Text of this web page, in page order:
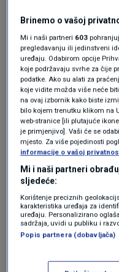
Most kod Gradiške
prekograničnom
prelaze stotine
tek uska cesta
zagušenja prometa.
Zbog toga je
kao i granični
zbog unutarnjih
Brinemo o vašoj
Mi i naši partneri 603
pregledavanju ili jedinstveni
uređaju. Odabirom opcije
koje podržavaju svrhe za čije
podatke. Ako su alati za
koje vidite možda više neće
na ovaj izbornik kako biste
bilo kojem trenutku klikom na
web-stranice [ili plutajuće
je primjenjivo]. Vaši će se
mjesto. Za više pojedinosti
informacije o vašoj
Mi i naši partneri
sljedeće:
Korištenje preciznih
karakteristika uređaja za
uređaju. Personalizirano
sadržaja, uvidi u publiku i
Popis partnera (dobavljača)